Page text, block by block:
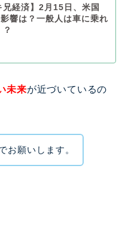
兄経済】2月15日、米国
響は？一般人は車に乗れ
未来が近づいているの
お願いします。